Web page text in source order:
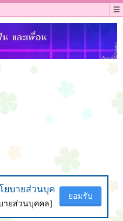
ยบายส่วนบุค
ายส่วนบุคคล]
ยอมรับ
ยบายส่วนบุค
ายส่วนบุคคล]
ยอมรับ